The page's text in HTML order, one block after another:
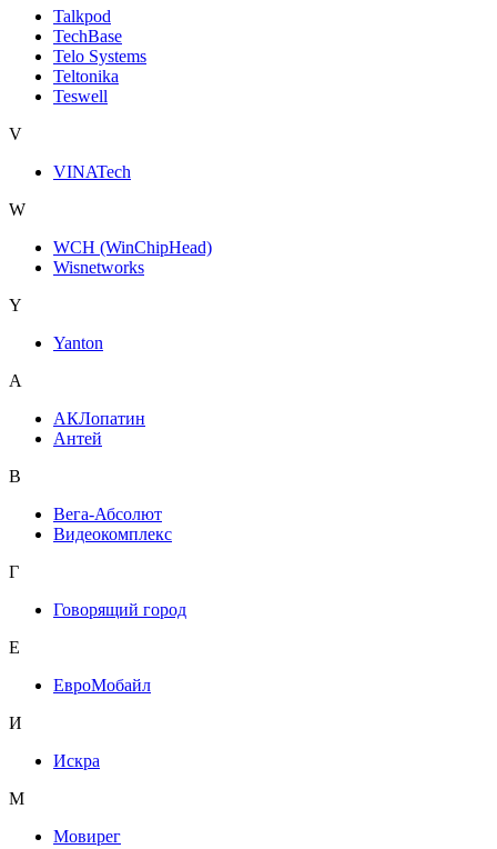
Talkpod
TechBase
Telo Systems
Teltonika
Teswell
V
VINATech
W
WCH (WinChipHead)
Wisnetworks
Y
Yanton
А
АКЛопатин
Антей
В
Вега-Абсолют
Видеокомплекс
Г
Говорящий город
Е
ЕвроМобайл
И
Искра
М
Мовирег